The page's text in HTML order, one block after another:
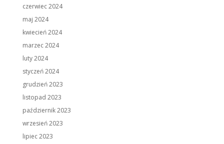
czerwiec 2024
maj 2024
kwiecień 2024
marzec 2024
luty 2024
styczeń 2024
grudzień 2023
listopad 2023
październik 2023
wrzesień 2023
lipiec 2023